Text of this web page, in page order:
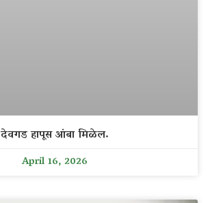
देवगड हापूस आंबा मिळेल.
April 16, 2026